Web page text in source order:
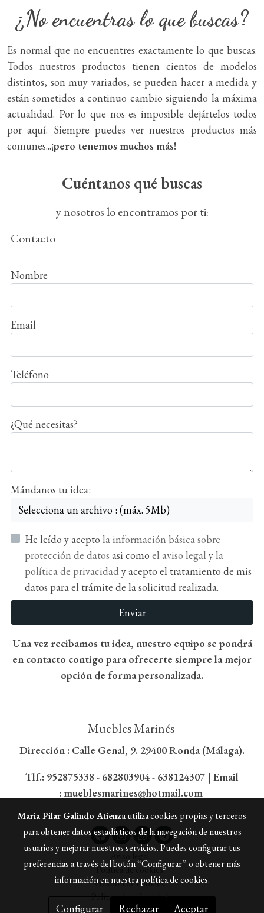
¿No encuentras lo que buscas?
Es normal que no encuentres exactamente lo que buscas.
Todos nuestros productos tienen cientos de modelos
distintos, son muy variados, se pueden hacer a medida y
están sometidos a continuo cambio siguiendo la máxima
actualidad. Por lo que nos es imposible dejártelos todos
por aquí. Siempre puedes ver nuestros productos más
comunes...¡pero tenemos muchos más!
Cuéntanos qué buscas
y nosotros lo encontramos por ti:
Contacto
Nombre
Email
Teléfono
¿Qué necesitas?
Mándanos tu idea:
Selecciona un archivo : (máx. 5Mb)
He leído y acepto la información básica sobre
protección de datos asi como el aviso legal yla
política de privacidady acepto el tratamiento de mis
datos para el trámite de la solicitud realizada.
Enviar
Una vez recibamos tu idea, nuestro equipo se pondrá
en contacto contigo para ofrecerte siempre la mejor
opción de forma personalizada.
Muebles Marinés
Dirección : Calle Genal, 9. 29400 Ronda (Málaga).
Tlf.: 952875338 - 682803904 - 638124307 | Email
: mueblesmarines@hotmail.com
Política de cookies
Gestión de cookies
Política de privacidad
Maria Pilar Galindo Atienzautiliza cookies propias y terceros
para obtener datos estadísticos de la navegación de nuestros
usuarios y mejorar nuestros servicios. Puedes configurar tus
preferencias a través del botón “Configurar” o obtener más
información en nuestrapolítica de cookies.
Configurar Rechazar Aceptar